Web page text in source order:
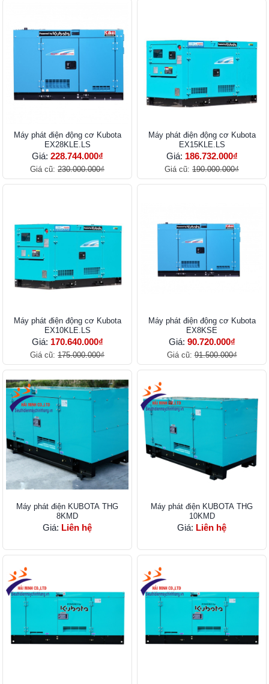
Máy phát điện động cơ Kubota
EX28KLE.LS
Giá: 228.744.000₫
Giá cũ: 230.000.000₫
Máy phát điện động cơ Kubota
EX15KLE.LS
Giá: 186.732.000₫
Giá cũ: 190.000.000₫
Máy phát điện động cơ Kubota
EX10KLE.LS
Giá: 170.640.000₫
Giá cũ: 175.000.000₫
Máy phát điện động cơ Kubota
EX8KSE
Giá: 90.720.000₫
Giá cũ:91.500.000₫
Máy phát điện KUBOTA THG
8KMD
Giá: Liên hệ
Máy phát điện KUBOTA THG
10KMD
Giá: Liên hệ